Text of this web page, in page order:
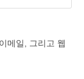
메일, 그리고 웹